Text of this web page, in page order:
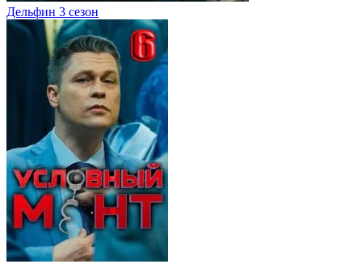
Дельфин 3 сезон